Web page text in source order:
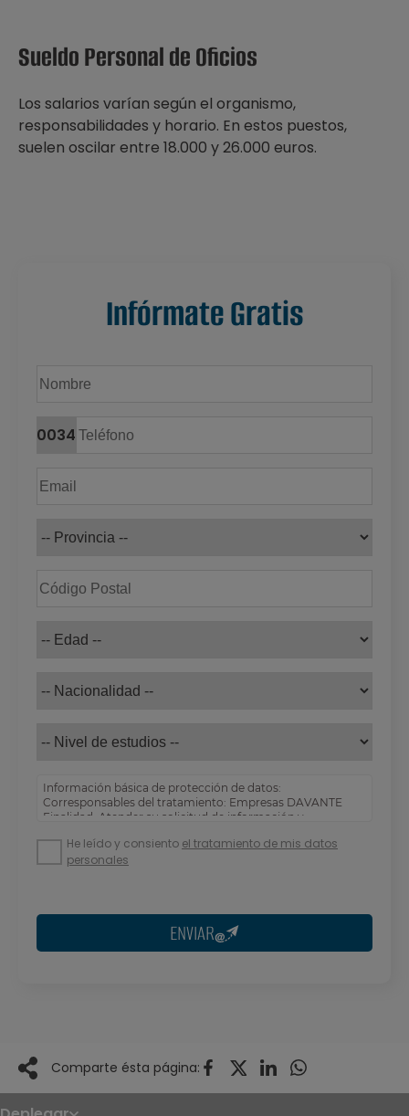
Sueldo Personal de Oficios
Los salarios varían según el organismo,
responsabilidades y horario. En estos puestos,
suelen oscilar entre 18.000 y 26.000 euros.
Infórmate Gratis
0034
Información básica de protección de datos:
Corresponsables del tratamiento: Empresas DAVANTE
Finalidad: Atender su solicitud de información y
Derechos: Puede acceder, rectificar y suprimir sus
datos, así como otros derechos tal y como se explica en
He leído y consiento el tratamiento de mis datos
personales
ENVIAR
Comparte ésta página: